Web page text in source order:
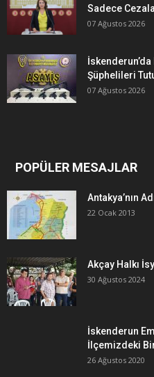
Sadece
07 Ağustos 2026
Şüphelileri
07 Ağustos 2026
POPÜLER MESAJLAR
Antakya’nın
22 Ocak 2013
Akçay Halkı
30 Ağustos 2024
İskenderun
İlçemizdeki
26 Ağustos 2020